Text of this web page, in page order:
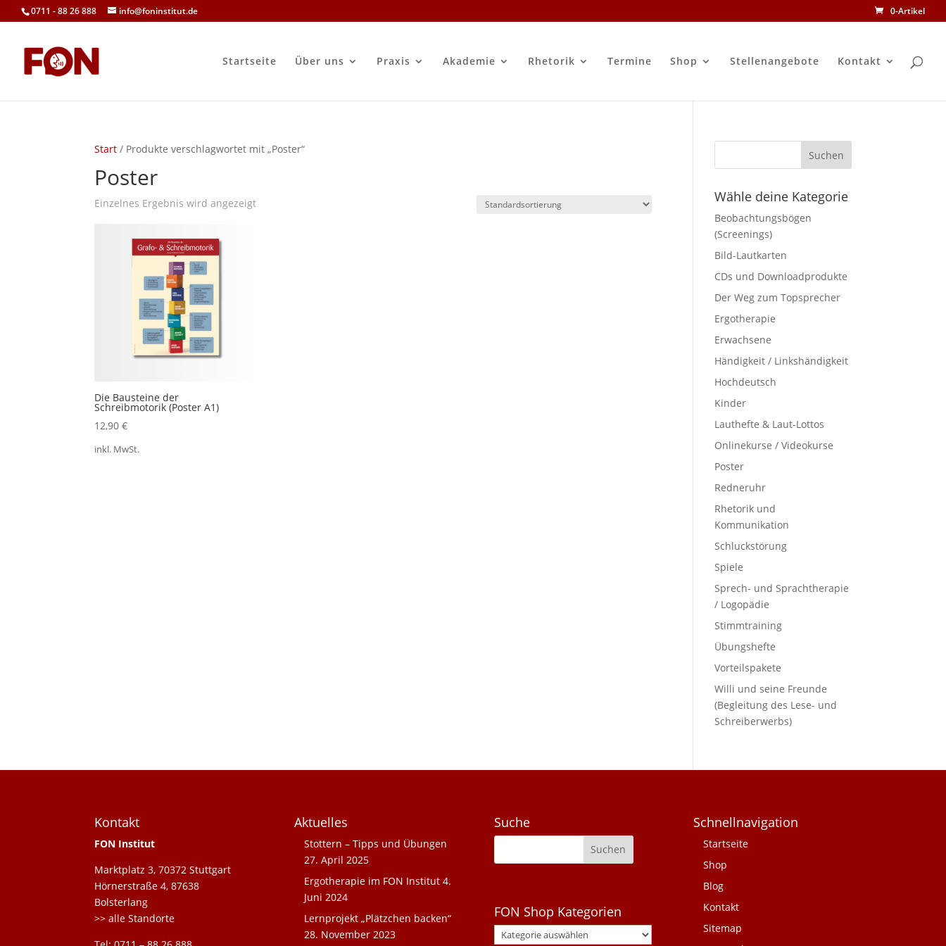
0711 - 88 26 888 info@foninstitut.de 0-Artikel
Startseite Über uns Praxis Akademie Rhetorik Termine Shop Stellenangebote Kontakt
Start / Produkte verschlagwortet mit „Poster“
Poster
Einzelnes Ergebnis wird angezeigt
Die Bausteine der
Schreibmotorik (Poster A1)
12,90€
inkl. MwSt.
Wähle deine Kategorie
Beobachtungsbögen
(Screenings)
Bild-Lautkarten
CDs und Downloadprodukte
Der Weg zum Topsprecher
Ergotherapie
Erwachsene
Händigkeit / Linkshändigkeit
Hochdeutsch
Kinder
Lauthefte & Laut-Lottos
Onlinekurse / Videokurse
Poster
Redneruhr
Rhetorik und
Kommunikation
Schluckstörung
Spiele
Sprech- und Sprachtherapie
/ Logopädie
Stimmtraining
Übungshefte
Vorteilspakete
Willi und seine Freunde
(Begleitung des Lese- und
Schreiberwerbs)
Kontakt
FON Institut
Marktplatz 3, 70372 Stuttgart
Hörnerstraße 4, 87638
Bolsterlang
>> alle Standorte
Aktuelles
Stottern – Tipps und Übungen
27. April 2025
Ergotherapie im FON Institut 4.
Juni 2024
Lernprojekt „Plätzchen backen“
28. November 2023
Suche
FON Shop Kategorien
Schnellnavigation
Startseite
Shop
Blog
Kontakt
Sitemap